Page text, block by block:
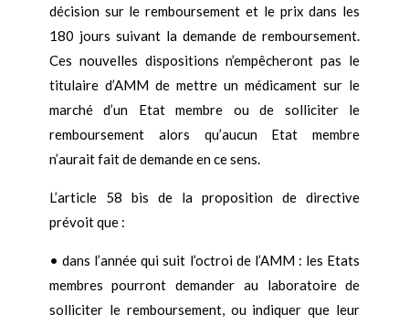
décision sur le remboursement et le prix dans les
180 jours suivant la demande de remboursement.
Ces nouvelles dispositions n’empêcheront pas le
titulaire d’AMM de mettre un médicament sur le
marché d’un Etat membre ou de solliciter le
remboursement alors qu’aucun Etat membre
n’aurait fait de demande en ce sens.
L’article 58 bis de la proposition de directive
prévoit que :
• dans l’année qui suit l’octroi de l’AMM : les Etats
membres pourront demander au laboratoire de
solliciter le remboursement, ou indiquer que leur